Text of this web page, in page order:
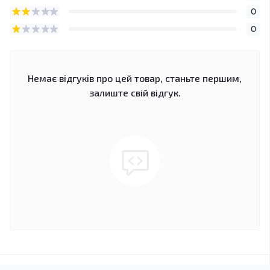
0
0
Немає відгуків про цей товар, станьте першим,
залиште свій відгук.